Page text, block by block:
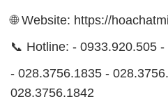
🌐 Website: https://
📞 Hotline: - 0933.920.505
- 028.3756.1835 -
028.3756.1842